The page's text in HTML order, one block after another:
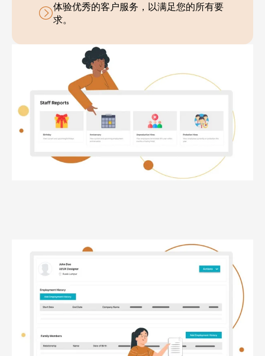
体验优秀的客户服务，以满足您的所有要
求。